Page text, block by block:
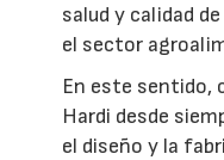
salud y calidad
el sector
En este sentido,
Hardi desde
el diseño y la